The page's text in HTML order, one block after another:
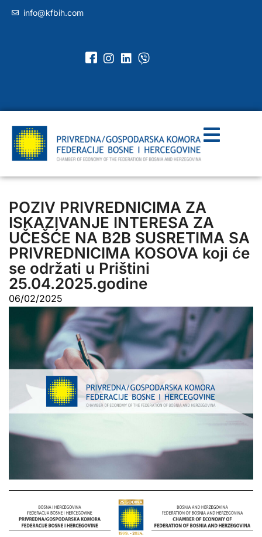
info@kfbih.com
POZIV PRIVREDNICIMA ZA
ISKAZIVANJE INTERESA ZA
UČEŠĆE NA B2B SUSRETIMA SA
PRIVREDNICIMA KOSOVA koji će
se održati u Prištini
25.04.2025.godine
06/02/2025